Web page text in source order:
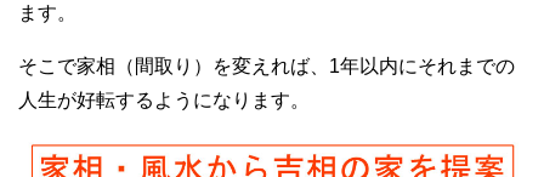
ます。
そこで家相（間取り）を変えれば、1年以内にそれまでの
人生が好転するようになります。